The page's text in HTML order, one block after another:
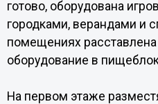
готово, оборудована
городками, верандами и
помещениях
оборудование в
На первом этаже